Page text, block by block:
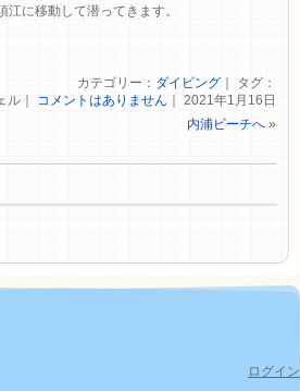
に移動して潜ってきます。
カテゴリー： ダイビング｜ タグ：
ル｜ コメントはありません ｜ 2021年1月16日
内浦ビーチへ»
ログイン